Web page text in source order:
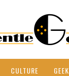
CULTURE GEEK